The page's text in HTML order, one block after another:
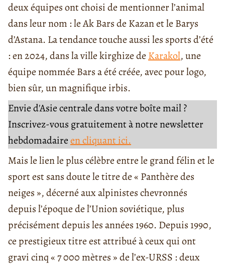
deux équipes ont choisi de mentionner l’animal
dans leur nom : le Ak Bars de Kazan et le Barys
d’Astana. La tendance touche aussi les sports d’été
: en 2024, dans la ville kirghize de Karakol, une
équipe nommée Bars a été créée, avec pour logo,
bien sûr, un magnifique irbis.
Envie d'Asie centrale dans votre boîte mail ?
Inscrivez-vous gratuitement à notre newsletter
hebdomadaireen cliquant ici.
Mais le lien le plus célèbre entre le grand félin et le
sport est sans doute le titre de « Panthère des
neiges », décerné aux alpinistes chevronnés
depuis l’époque de l’Union soviétique, plus
précisément depuis les années 1960. Depuis 1990,
ce prestigieux titre est attribué à ceux qui ont
gravi cinq « 7 000 mètres » de l’ex-URSS : deux